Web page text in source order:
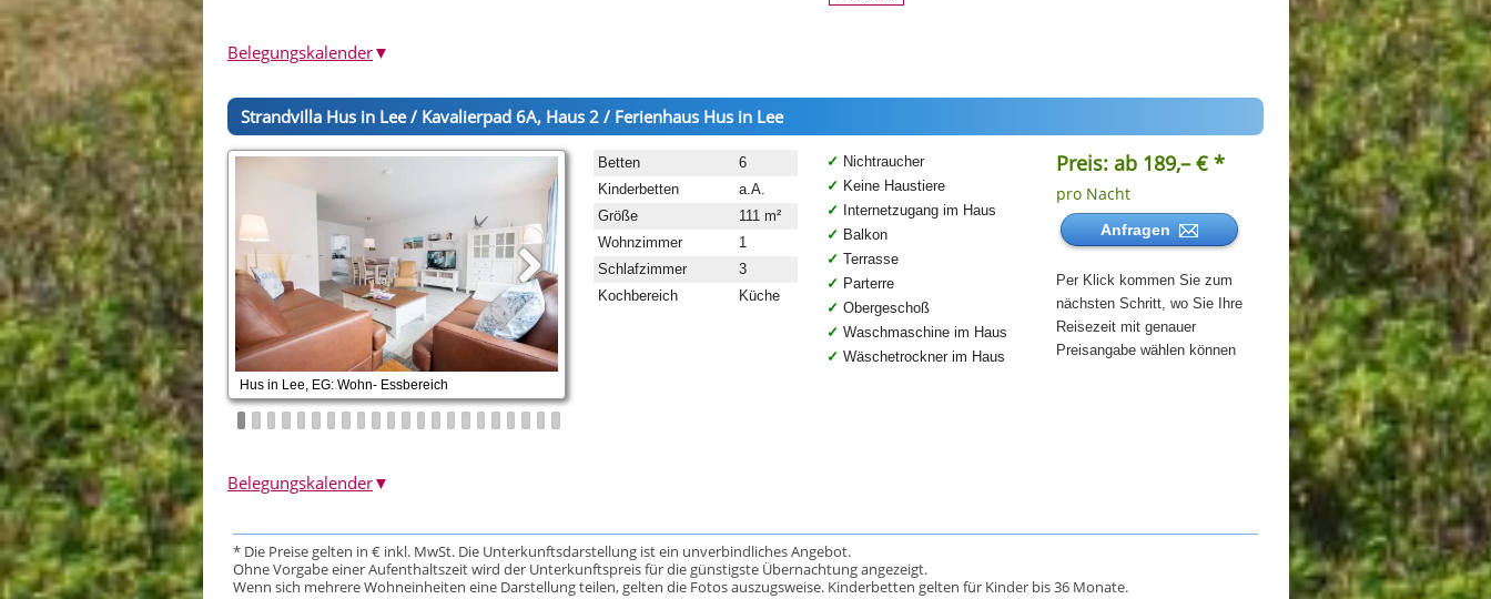
Belegungskalender▼
Strandvilla Hus in Lee / Kavalierpad 6A, Haus 2 / Ferienhaus Hus in Lee
Hus in Lee, EG: Wohn- Essbereich
Betten
6
Kinderbetten
a.A.
Größe
111 m²
Wohnzimmer
1
Schlafzimmer
3
Kochbereich
Küche
Nichtraucher
Keine Haustiere
Internetzugang im Haus
Balkon
Terrasse
Parterre
Obergeschoß
Waschmaschine im Haus
Wäschetrockner im Haus
Preis: ab 189,– € *
pro Nacht
Anfragen
Per Klick kommen Sie zum
nächsten Schritt, wo Sie Ihre
Reisezeit mit genauer
Preisangabe wählen können
Belegungskalender▼
* Die Preise gelten in € inkl. MwSt. Die Unterkunftsdarstellung ist ein unverbindliches Angebot.
Ohne Vorgabe einer Aufenthaltszeit wird der Unterkunftspreis für die günstigste Übernachtung angezeigt.
Wenn sich mehrere Wohneinheiten eine Darstellung teilen, gelten die Fotos auszugsweise. Kinderbetten gelten für Kinder bis 36 Monate.